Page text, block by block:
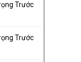
Trước
Trước